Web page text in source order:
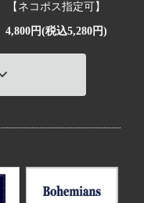
【ネコポス指定可】
4,800円(税込5,280円)